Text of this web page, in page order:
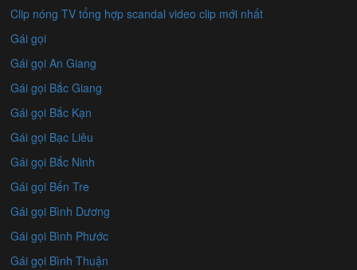
Clip nóng TV tổng hợp scandal video clip mới nhất
Gái gọi
Gái gọi An Giang
Gái gọi Bắc Giang
Gái gọi Bắc Kạn
Gái gọi Bạc Liêu
Gái gọi Bắc Ninh
Gái gọi Bến Tre
Gái gọi Bình Dương
Gái gọi Bình Phước
Gái gọi Bình Thuận